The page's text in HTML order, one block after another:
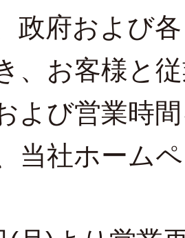
政府および
、お客様と
よび営業時
当社ホーム